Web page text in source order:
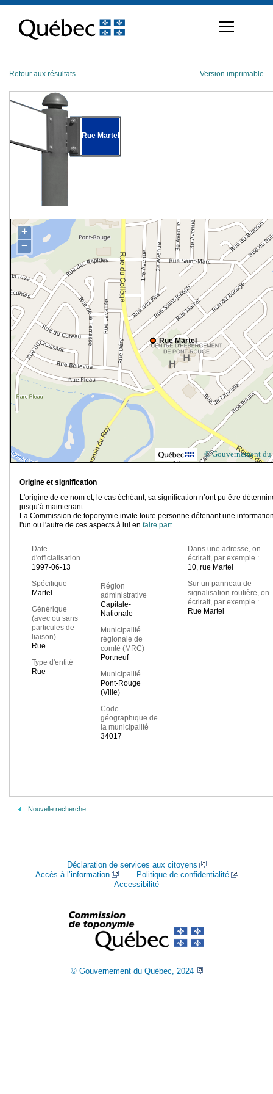
contenu
Retour aux résultats Version imprimable
Rue Martel
Rue Martel
+
−
© Gouvernement du
Origine et signification
L'origine de ce nom et, le cas échéant, sa signification n’ont pu être
jusqu’à maintenant.
La Commission de toponymie invite toute personne détenant une
l'un ou l'autre de ces aspects à lui en faire part.
Date
d'officialisation
1997-06-13
Spécifique
Martel
Générique
(avec ou sans
particules de
liaison)
Rue
Type d'entité
Rue
Région
administrative
Capitale-
Nationale
Municipalité
régionale de
comté (MRC)
Portneuf
Municipalité
Pont-Rouge
(Ville)
Code
géographique de
la municipalité
34017
Dans une adresse, on
écrirait, par exemple :
10, rue Martel
Sur un panneau de
signalisation routière, on
écrirait, par exemple :
Rue Martel
Nouvelle recherche
Déclaration de services aux citoyens
Accès à l’information
Politique de confidentialité
Accessibilité
© Gouvernement du Québec, 2024